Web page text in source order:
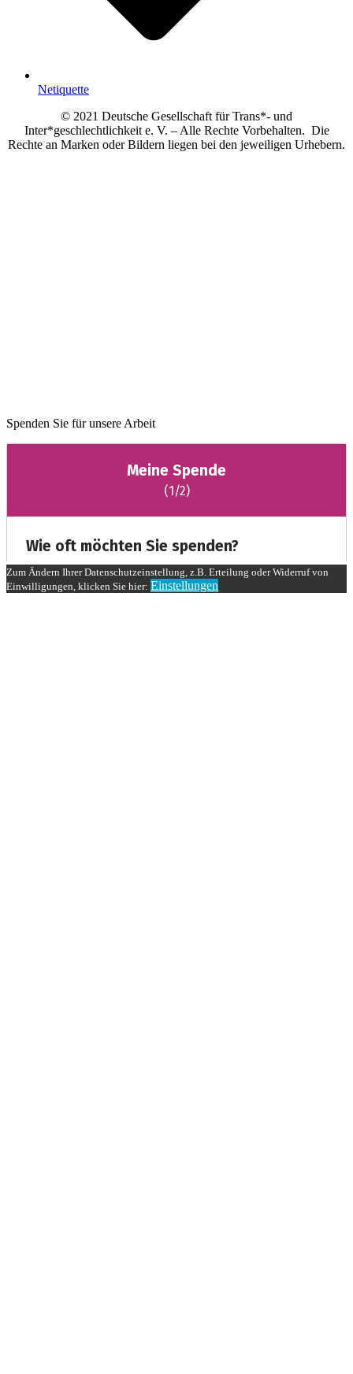
Netiquette
© 2021 Deutsche Gesellschaft für Trans*- und
Inter*geschlechtlichkeit e. V. – Alle Rechte Vorbehalten. Die
Rechte an Marken oder Bildern liegen bei den jeweiligen Urhebern.
Spenden Sie für unsere Arbeit
Zum Ändern Ihrer Datenschutzeinstellung, z.B. Erteilung oder Widerruf von
Einwilligungen, klicken Sie hier: Einstellungen